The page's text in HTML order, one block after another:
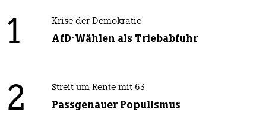
1 Krise der Demokratie
AfD-Wählen als Triebabfuhr
2 Streit um Rente mit 63
Passgenauer Populismus